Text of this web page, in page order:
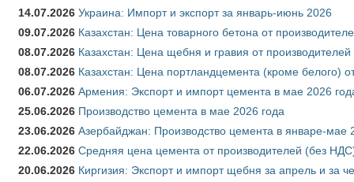
14.07.2026 Украина: Импорт и экспорт за январь-июнь 2026
09.07.2026 Казахстан: Цена товарного бетона от
08.07.2026 Казахстан: Цена щебня и гравия от
08.07.2026 Казахстан: Цена портландцемента (кроме белого)
06.07.2026 Армения: Экспорт и импорт цемента в мае 2026
25.06.2026 Производство цемента в мае 2026 года
23.06.2026 Азербайджан: Производство цемента в январе-мае
22.06.2026 Средняя цена цемента от производителей (без
20.06.2026 Киргизия: Экспорт и импорт щебня за апрель и за